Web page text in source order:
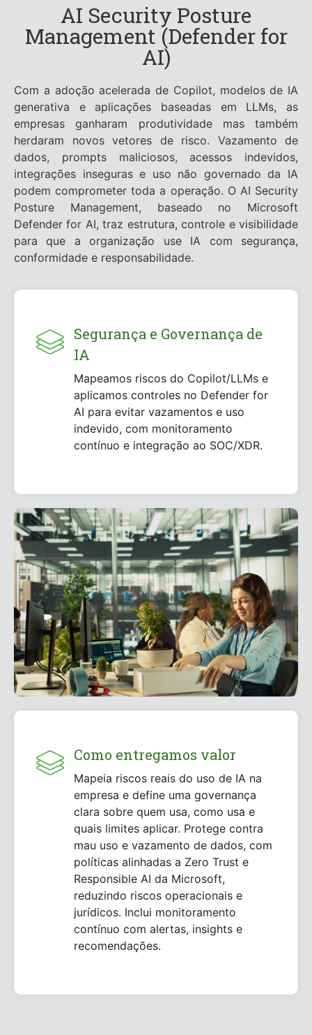
AI Security Posture
Management (Defender for
AI)
Com a adoção acelerada de Copilot, modelos de IA
generativa e aplicações baseadas em LLMs, as
empresas ganharam produtividade mas também
herdaram novos vetores de risco. Vazamento de
dados, prompts maliciosos, acessos indevidos,
integrações inseguras e uso não governado da IA
podem comprometer toda a operação. O AI Security
Posture Management, baseado no Microsoft
Defender for AI, traz estrutura, controle e visibilidade
para que a organização use IA com segurança,
conformidade e responsabilidade.
Segurança e Governança de
IA
Mapeamos riscos do Copilot/LLMs e
aplicamos controles no Defender for
AI para evitar vazamentos e uso
indevido, com monitoramento
contínuo e integração ao SOC/XDR.
Como entregamos valor
Mapeia riscos reais do uso de IA na
empresa e define uma governança
clara sobre quem usa, como usa e
quais limites aplicar. Protege contra
mau uso e vazamento de dados, com
políticas alinhadas a Zero Trust e
Responsible AI da Microsoft,
reduzindo riscos operacionais e
jurídicos. Inclui monitoramento
contínuo com alertas, insights e
recomendações.